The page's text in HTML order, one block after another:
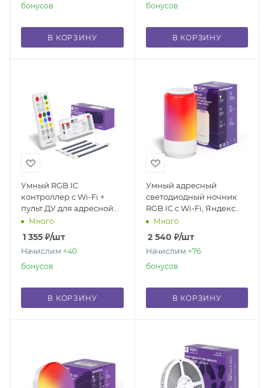
бонусов
В КОРЗИНУ
бонусов
В КОРЗИНУ
Умный RGB IC
контроллер с Wi-Fi +
пульт ДУ для адресной
ленты с Яндекс Алисой
Много
1 355 ₽/шт
Начислим +40
бонусов
В КОРЗИНУ
Умный адресный
светодиодный ночник
RGB IC с Wi-Fi, Яндекс
Алисой, Марусей,
Google Home, Smart
Table Light 6W
Много
2 540 ₽/шт
Начислим +76
бонусов
В КОРЗИНУ